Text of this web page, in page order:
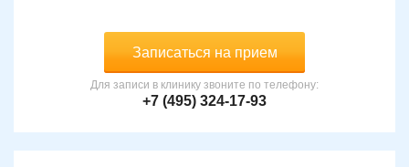
Записаться на прием
Для записи в клинику звоните по телефону:
+7 (495) 324-17-93